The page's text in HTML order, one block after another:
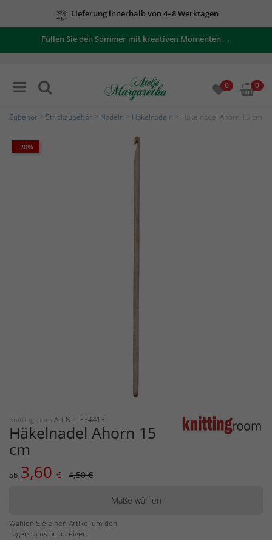
Lieferung innerhalb von 4–8 Werktagen
Füllen Sie den Sommer mit kreativen Momenten →
0 0
Zubehör Strickzubehör Nadeln Häkelnadeln > Häkelnadel Ahorn 15 cm
-20%
Knittingroom Art.Nr.: 374413
Häkelnadel Ahorn 15
cm
ab 3,60 € 4,50 €
Maße wählen
Wählen Sie einen Artikel um den
Lagerstatus anzuzeigen.